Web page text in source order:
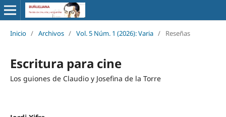
Inicio / Archivos / Vol. 5 Núm. 1 (2026): Varia / Reseñas
Escritura para cine
Los guiones de Claudio y Josefina de la Torre